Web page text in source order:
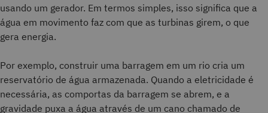
usando um gerador. Em termos simples, isso significa que a
água em movimento faz com que as turbinas girem, o que
gera energia.
Por exemplo, construir uma barragem em um rio cria um
reservatório de água armazenada. Quando a eletricidade é
necessária, as comportas da barragem se abrem, e a
gravidade puxa a água através de um cano chamado de